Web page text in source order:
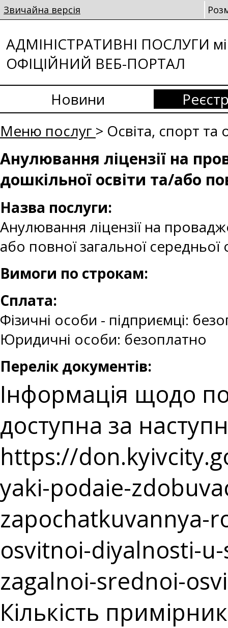
Звичайна версія
АДМІНІСТРАТИВНІ ПОСЛУГИ
ОФІЦІЙНИЙ ВЕБ-ПОРТАЛ
Новини
Меню послуг > Освіта, спорт
Анулювання ліцензії на
дошкільної освіти та/або
Назва послуги:
Анулювання ліцензії на
або повної загальної середньої
Вимоги по строкам:
Сплата:
Фізичні особи - підприємці:
Юридичні особи: безоплатно
Перелік документів:
Інформація щодо
доступна за
https://
yaki-podaie-
zapochatkuvannya-
osvitnoi-diyalnosti-
zagalnoi-srednoi-
Кількість